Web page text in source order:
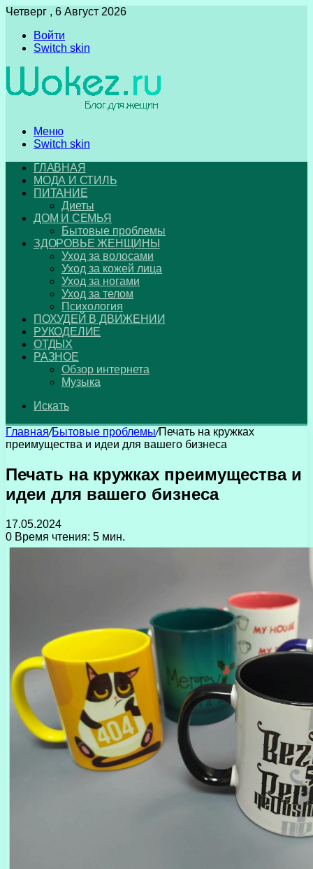
Четверг , 6 Август 2026
Войти
Switch skin
Меню
Switch skin
ГЛАВНАЯ
МОДА И СТИЛЬ
ПИТАНИЕ
Диеты
ДОМ И СЕМЬЯ
Бытовые проблемы
ЗДОРОВЬЕ ЖЕНЩИНЫ
Уход за волосами
Уход за кожей лица
Уход за ногами
Уход за телом
Психология
ПОХУДЕЙ В ДВИЖЕНИИ
РУКОДЕЛИЕ
ОТДЫХ
РАЗНОЕ
Обзор интернета
Музыка
Искать
Главная/Бытовые проблемы/Печать на кружках
преимущества и идеи для вашего бизнеса
Печать на кружках преимущества и
идеи для вашего бизнеса
17.05.2024
0 Время чтения: 5 мин.